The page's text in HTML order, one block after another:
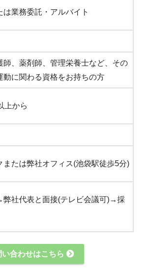
は業務委託・アルバイト
師、薬剤師、管理栄養士など、その
動に関わる資格をお持ちの方
上から
または弊社オフィス(池袋駅徒歩5分)
社代表と面接(テレビ会議可)→採
い合わせはこちら